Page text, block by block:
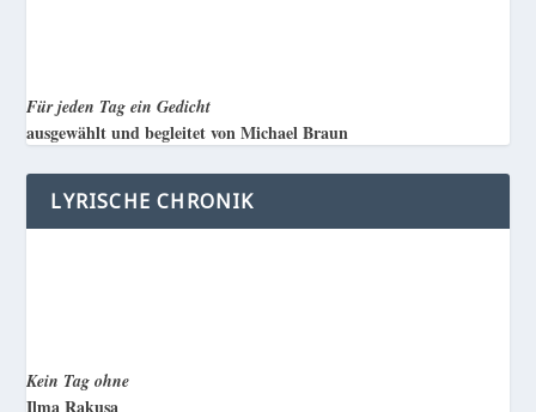
Für jeden Tag ein Gedicht
ausgewählt und begleitet von Michael Braun
LYRISCHE CHRONIK
Kein Tag ohne
Ilma Rakusa